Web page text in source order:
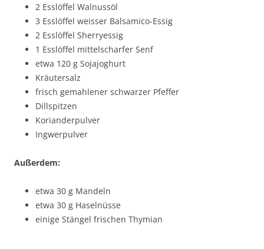
2 Esslöffel Walnussöl
3 Esslöffel weisser Balsamico-Essig
2 Esslöffel Sherryessig
1 Esslöffel mittelscharfer Senf
etwa 120 g Sojajoghurt
Kräutersalz
frisch gemahlener schwarzer Pfeffer
Dillspitzen
Korianderpulver
Ingwerpulver
Außerdem:
etwa 30 g Mandeln
etwa 30 g Haselnüsse
einige Stängel frischen Thymian